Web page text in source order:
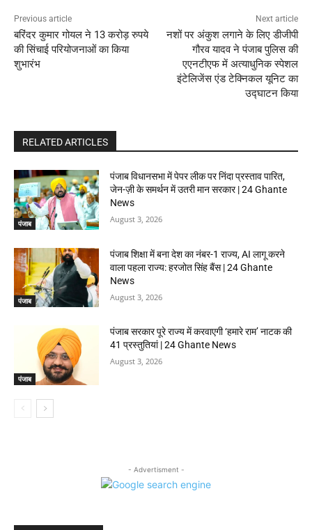
Previous article
बरिंदर कुमार गोयल ने 13 करोड़ रुपये
की सिंचाई परियोजनाओं का किया
शुभारंभ
Next article
नशों पर अंकुश लगाने के लिए डीजीपी
गौरव यादव ने पंजाब पुलिस की
एएनटीएफ में अत्याधुनिक स्पेशल
इंटेलिजेंस एंड टेक्निकल यूनिट का
उद्घाटन किया
RELATED ARTICLES
पंजाब
पंजाब विधानसभा में पेपर लीक पर निंदा प्रस्ताव पारित,
जेन-ज़ी के समर्थन में उतरी मान सरकार | 24 Ghante
News
August 3, 2026
पंजाब
पंजाब शिक्षा में बना देश का नंबर-1 राज्य, AI लागू करने
वाला पहला राज्य: हरजोत सिंह बैंस | 24 Ghante
News
August 3, 2026
पंजाब
पंजाब सरकार पूरे राज्य में करवाएगी ‘हमारे राम’ नाटक की
41 प्रस्तुतियां | 24 Ghante News
August 3, 2026
- Advertisment -